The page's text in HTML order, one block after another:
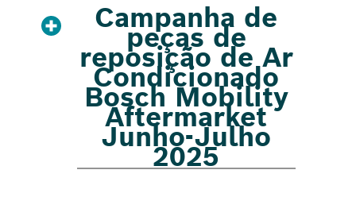
Campanha de
peças de
reposição de Ar
Condicionado
Bosch Mobility
Aftermarket
Junho-Julho
2025